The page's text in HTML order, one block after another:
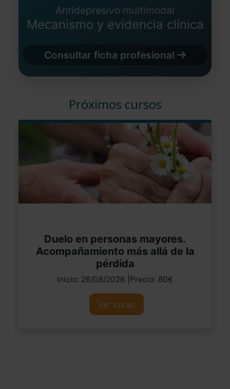
Antidepresivo multimodal
Mecanismo y evidencia clínica
Consultar ficha profesional
Próximos cursos
Duelo en personas mayores.
Acompañamiento más allá de la
pérdida
Inicio: 26/08/2026 |Precio: 80€
Ver curso